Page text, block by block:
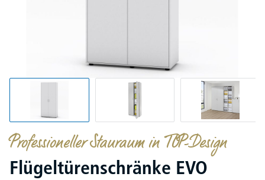
Professioneller Stauraum in TOP-Design
Flügeltürenschränke EVO